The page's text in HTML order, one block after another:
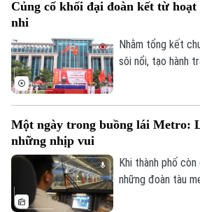
tích cực sau
cải thiện vấn đề
Củng cố khối đại đoàn kết từ
nhi
Nhằm tổng kết
sôi nổi, tạo hành
trên địa bàn.
Một ngày trong buồng lái Metro:
những nhịp vui
Khi thành phố
những đoàn tàu